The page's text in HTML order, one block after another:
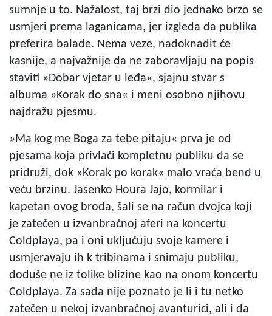
sumnje u to. Nažalost, taj brzi dio jednako brzo se
usmjeri prema laganicama, jer izgleda da publika
preferira balade. Nema veze, nadoknadit će
kasnije, a najvažnije da ne zaboravljaju na popis
staviti »Dobar vjetar u leđa«, sjajnu stvar s
albuma »Korak do sna« i meni osobno njihovu
najdražu pjesmu.
»Ma kog me Boga za tebe pitaju« prva je od
pjesama koja privlači kompletnu publiku da se
pridruži, dok »Korak po korak« malo vraća bend u
veću brzinu. Jasenko Houra Jajo, kormilar i
kapetan ovog broda, šali se na račun dvojca koji
je zatečen u izvanbračnoj aferi na koncertu
Coldplaya, pa i oni uključuju svoje kamere i
usmjeravaju ih k tribinama i snimaju publiku,
doduše ne iz tolike blizine kao na onom koncertu
Coldplaya. Za sada nije poznato je li i tu netko
zatečen u nekoj izvanbračnoj avanturici, ali i da